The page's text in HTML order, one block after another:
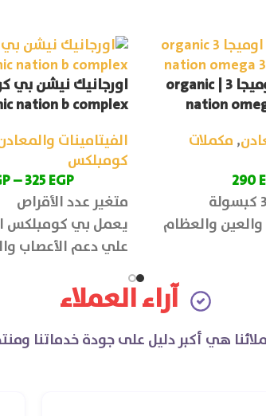
اورجانيك نيشن اوميجا 3 | organic
nation
, مكملات
290
والعظام
اورجانيك نيشن بي
nation b complex
الفيتامينات
كومبلكس
325EGP
–
متغير عدد الأقراص
يعمل بي كومبلكس
علي دعم الأعصاب
آراء العملاء
هي أكبر دليل على جودة خدماتنا